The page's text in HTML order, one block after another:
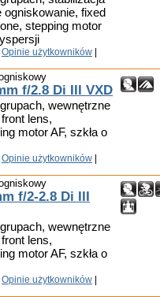
fixed
stepping motor
Opinie użytkowników
f/2.8 Di III VXD
wewnętrzne
lens,
motor AF, szkła o
Opinie użytkowników
f/2-2.8 Di III
wewnętrzne
lens,
motor AF, szkła o
Opinie użytkowników